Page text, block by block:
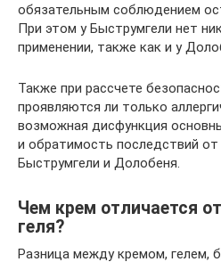
обязательным соблюдением
При этом у Быструмгели нет
применении, также как и у
Также при рассчете
проявляются ли только
возможная дисфункция
и обратимость последствий от
Быструмгели и Долобеня.
Чем крем отличается
геля?
Разница между кремом, гелем,